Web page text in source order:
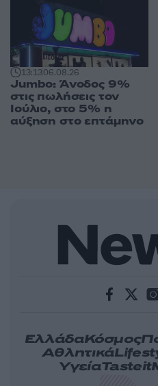
13:1306.08.26
Jumbo: Άνοδος 9%
στις πωλήσεις τον
Ιούλιο, στο 5% η
αύξηση στο επτάμηνο
ΕλλάδαΚόσμος
Αθλητικά
ΥγείαTasteit